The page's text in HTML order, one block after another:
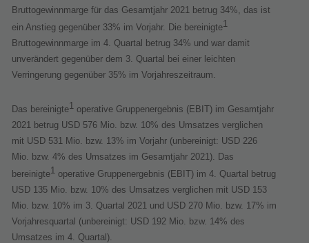
Bruttogewinnmarge für das Gesamtjahr 2021 betrug 34%, das ist
ein Anstieg gegenüber 33% im Vorjahr. Die bereinigte1
Bruttogewinnmarge im 4. Quartal betrug 34% und war damit
unverändert gegenüber dem 3. Quartal bei einer leichten
Verringerung gegenüber 35% im Vorjahreszeitraum.
Das bereinigte1 operative Gruppenergebnis (EBIT) im Gesamtjahr
2021 betrug USD 576 Mio. bzw. 10% des Umsatzes verglichen
mit USD 531 Mio. bzw. 13% im Vorjahr (unbereinigt: USD 226
Mio. bzw. 4% des Umsatzes im Gesamtjahr 2021). Das
bereinigte1 operative Gruppenergebnis (EBIT) im 4. Quartal betrug
USD 135 Mio. bzw. 10% des Umsatzes verglichen mit USD 153
Mio. bzw. 10% im 3. Quartal 2021 und USD 270 Mio. bzw. 17% im
Vorjahresquartal (unbereinigt: USD 192 Mio. bzw. 14% des
Umsatzes im 4. Quartal).